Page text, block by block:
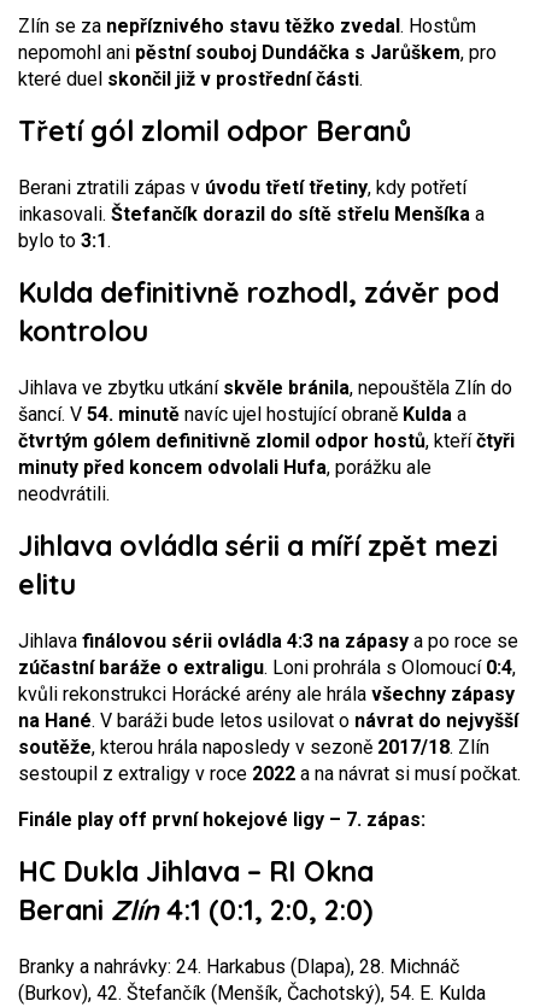
Zlín se za nepříznivého stavu těžko zvedal. Hostům
nepomohl ani pěstní souboj Dundáčka s Jarůškem, pro
které duel skončil již v prostřední části.
Třetí gól zlomil odpor Beranů
Berani ztratili zápas v úvodu třetí třetiny, kdy potřetí
inkasovali. Štefančík dorazil do sítě střelu Menšíka a
bylo to 3:1.
Kulda definitivně rozhodl, závěr pod
kontrolou
Jihlava ve zbytku utkání skvěle bránila, nepouštěla Zlín do
šancí. V 54. minutě navíc ujel hostující obraně Kulda a
čtvrtým gólem definitivně zlomil odpor hostů, kteříčtyři
minuty před koncem odvolali Hufa, porážku ale
neodvrátili.
Jihlava ovládla sérii a míří zpět mezi
elitu
Jihlava finálovou sérii ovládla 4:3 na zápasy a po roce se
zúčastní baráže o extraligu. Loni prohrála s Olomoucí 0:4,
kvůli rekonstrukci Horácké arény ale hrála všechny zápasy
na Hané. V baráži bude letos usilovat o návrat do nejvyšší
soutěže, kterou hrála naposledy v sezoně 2017/18. Zlín
sestoupil z extraligy v roce 2022 a na návrat si musí počkat.
Finále play off první hokejové ligy – 7. zápas:
HC Dukla Jihlava – RI Okna
Berani Zlín4:1 (0:1, 2:0, 2:0)
Branky a nahrávky: 24. Harkabus (Dlapa), 28. Michnáč
(Burkov), 42. Štefančík (Menšík, Čachotský), 54. E. Kulda